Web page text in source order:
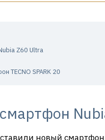
Z60 Ultra
TECNO SPARK 20
новый